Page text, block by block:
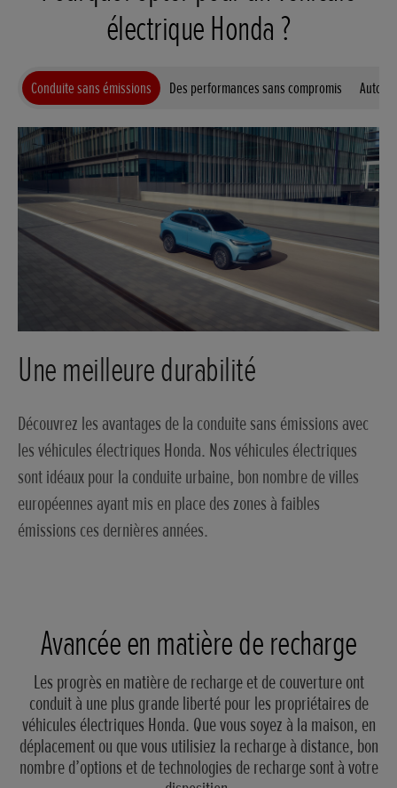
électrique Honda ?
Conduite sans émissions Des performances sans compromis
Une meilleure durabilité
Découvrez les avantages de la conduite sans émissions avec
les véhicules électriques Honda. Nos véhicules électriques
sont idéaux pour la conduite urbaine, bon nombre de villes
européennes ayant mis en place des zones à faibles
émissions ces dernières années.
Avancée en matière de recharge
Les progrès en matière de recharge et de couverture ont
conduit à une plus grande liberté pour les propriétaires de
véhicules électriques Honda. Que vous soyez à la maison, en
déplacement ou que vous utilisiez la recharge à distance, bon
nombre d’options et de technologies de recharge sont à votre